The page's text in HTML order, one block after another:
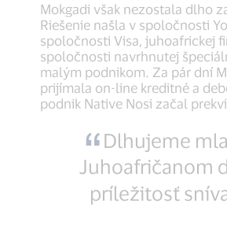
Mokgadi však nezostala dlho
Riešenie našla v spoločnosti
spoločnosti Visa, juhoafrickej
spoločnosti navrhnutej
malým podnikom. Za pár dní
prijímala on-line kreditné a
podnik Native Nosi začal
Dlhujeme
Juhoafričanom
príležitosť